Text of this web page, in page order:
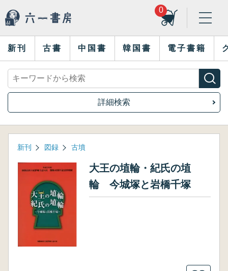
0
新刊 古書 中国書 韓国書 電子書籍
詳細検索
新刊 図録 古墳
大王の埴輪・紀氏の埴
輪 今城塚と岩橋千塚